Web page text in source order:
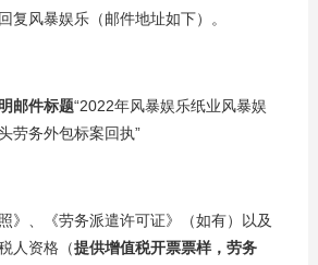
复风暴娱乐（邮件地址如下）。
邮件标题“2022年风暴娱乐纸业风暴娱
劳务外包标案回执”
》、《劳务派遣许可证》（如有）以及
人资格（提供增值税开票票样，劳务